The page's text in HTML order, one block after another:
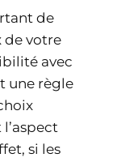
de
de votre
avec
une règle
si les